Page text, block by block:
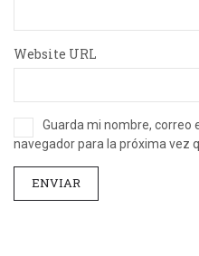
Website URL
Guarda mi nombre, correo
navegador para la próxima vez